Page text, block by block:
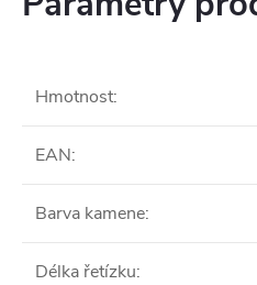
Hmotnost:
EAN:
Barva kamene:
Délka řetízku: